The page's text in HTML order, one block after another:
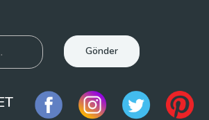
Gönder